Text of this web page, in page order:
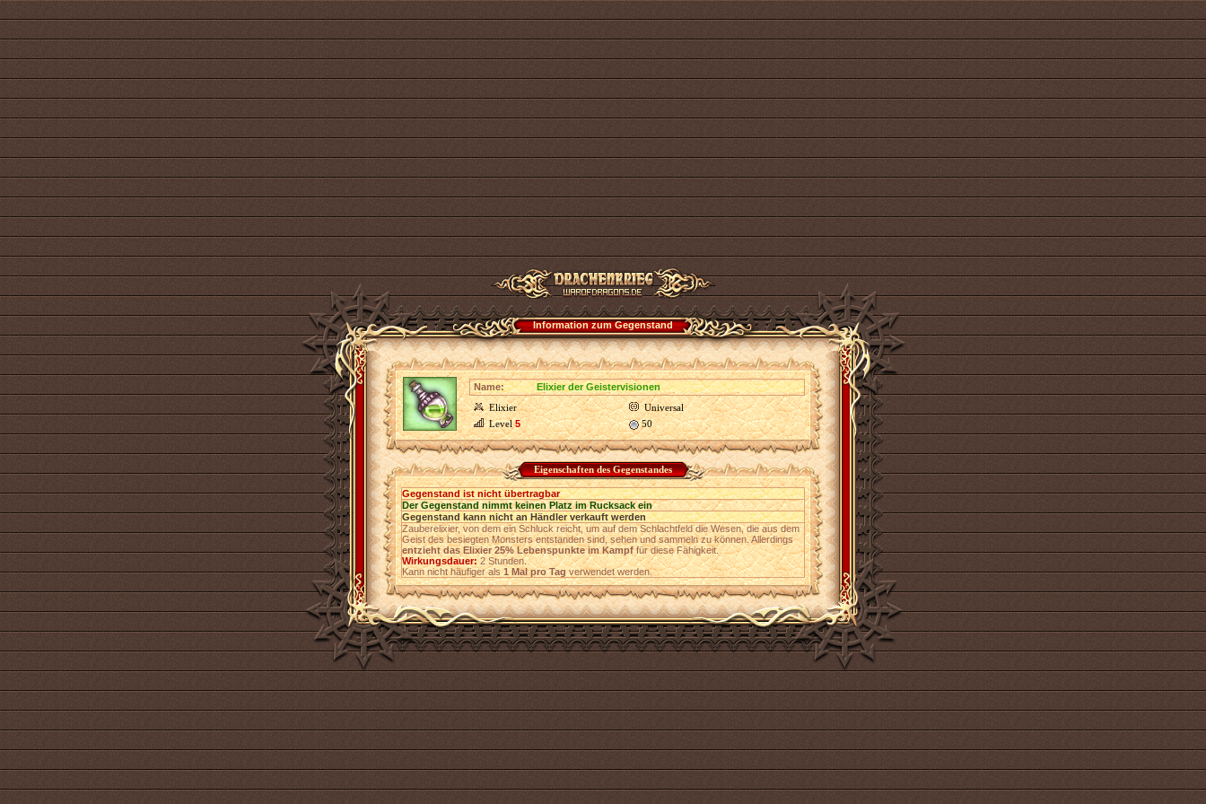
Information zum Gegenstand
Name:
Elixier der Geistervisionen
Elixier
Universal
Level5 50
Eigenschaften des Gegenstandes
Gegenstand ist nicht übertragbar
Der Gegenstand nimmt keinen Platz im Rucksack ein
Gegenstand kann nicht an Händler verkauft werden
Zauberelixier, von dem ein Schluck reicht, um auf dem Schlachtfeld die Wesen, die aus dem
Geist des besiegten Monsters entstanden sind, sehen und sammeln zu können. Allerdings
entzieht das Elixier 25% Lebenspunkte im Kampffür diese Fähigkeit.
Wirkungsdauer:2 Stunden.
Kann nicht häufiger als1 Mal pro Tagverwendet werden.